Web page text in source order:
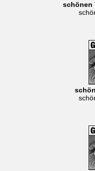
schönen